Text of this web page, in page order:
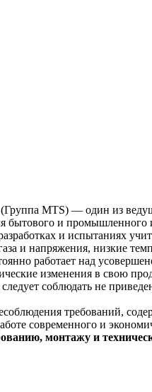
MTS) — один из
бытового и промышленного
и испытаниях
и напряжения, низкие
работает над
изменения в свою
соблюдать не
требований,
современного и
монтажу и